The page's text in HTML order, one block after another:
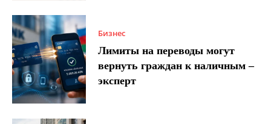
Бизнес
Лимиты на переводы могут
вернуть граждан к наличным –
эксперт